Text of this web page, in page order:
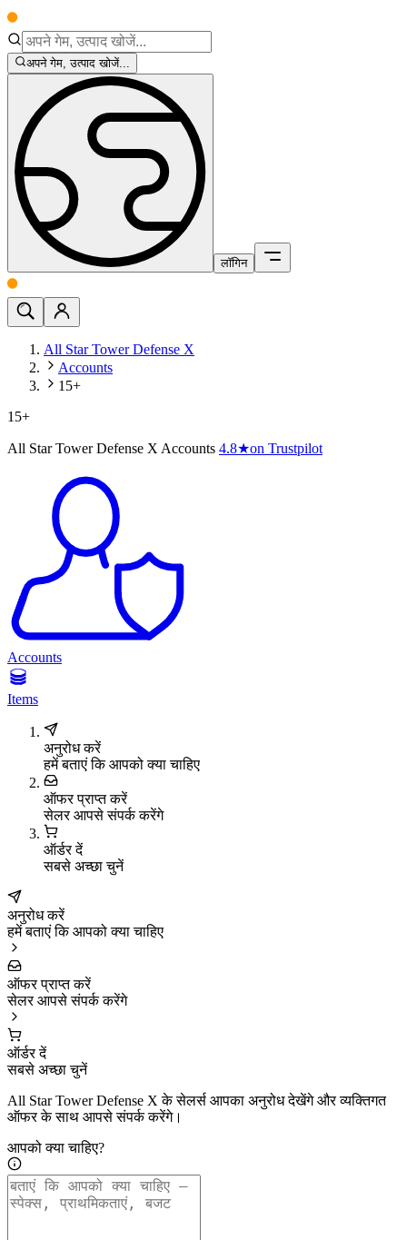
अपने गेम, उत्पाद खोजें...
लॉगिन
All Star Tower Defense X
Accounts
15+
15+
All Star Tower Defense X Accounts 4.8★on Trustpilot
Accounts
Items
अनुरोध करें
हमें बताएं कि आपको क्या चाहिए
ऑफर प्राप्त करें
सेलर आपसे संपर्क करेंगे
ऑर्डर दें
सबसे अच्छा चुनें
अनुरोध करें
हमें बताएं कि आपको क्या चाहिए
ऑफर प्राप्त करें
सेलर आपसे संपर्क करेंगे
ऑर्डर दें
सबसे अच्छा चुनें
All Star Tower Defense X के सेलर्स आपका अनुरोध देखेंगे और व्यक्तिगत
ऑफर के साथ आपसे संपर्क करेंगे।
आपको क्या चाहिए?